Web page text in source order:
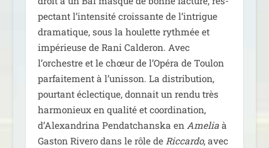
pec­tant l’intensité crois­sante de l’intrigue
dra­ma­tique, sous la hou­lette ryth­mée et
impé­rieuse de Rani Calderon. Avec
l’orchestre et le chœur de l’Opéra de Toulon
par­fai­te­ment à l’unisson. La dis­tri­bu­tion,
pour­tant éclec­tique, don­nait un ren­du très
har­mo­nieux en qua­li­té et coor­di­na­tion,
d’Alexandrina Pendatchanska en Ameliaà
Gaston Rivero dans le rôle de Riccardo, avec